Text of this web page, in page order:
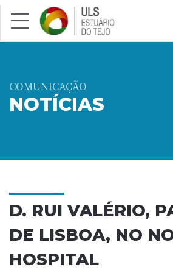
Saltar para conteúdo principal
COMUNICAÇÃO
NOTÍCIAS
D. RUI VALÉRIO,
DE LISBOA, NO
HOSPITAL